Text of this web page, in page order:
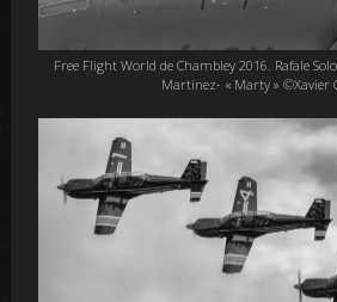
Free Flight World de Chambley 2016. Rafale
Martinez- « Marty » ©Xavier